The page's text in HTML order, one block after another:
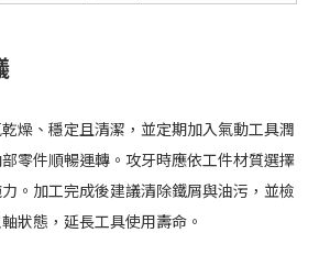
燥、穩定且清潔，並定期加入氣動工具潤
零件順暢運轉。攻牙時應依工件材質選擇
。加工完成後建議清除鐵屑與油污，並檢
狀態，延長工具使用壽命。